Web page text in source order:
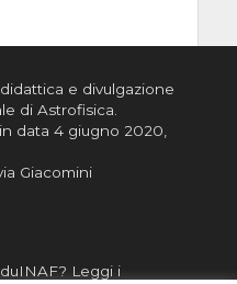
e divulgazione
di Astrofisica
data 4 giugno 2020,
Giacomini
Leggi i